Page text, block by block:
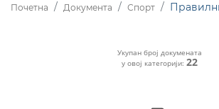
Почетна Документа Спорт
Укупан број докумената
у овој категорији: 22